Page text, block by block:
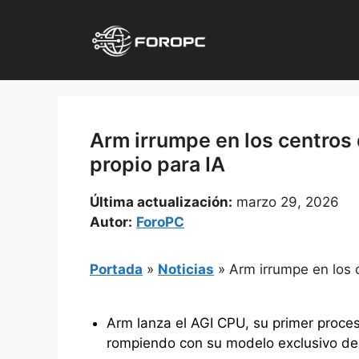
Arm irrumpe en los
propio para IA
Última actualización: marzo 29, 2026
Autor: ForoPC
Portada » Noticias » Arm irrumpe en los
Arm lanza el AGI CPU, su primer
rompiendo con su modelo exclusivo